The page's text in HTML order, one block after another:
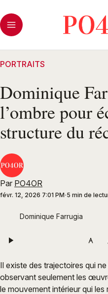
PORTRAITS
Dominique
l’ombre pour
structure du
Par PO4OR
févr. 12, 2026 7:01 PM 5 min de
Dominique Farrugia
Il existe des trajectoires qui
observant seulement les
le mouvement intérieur qui